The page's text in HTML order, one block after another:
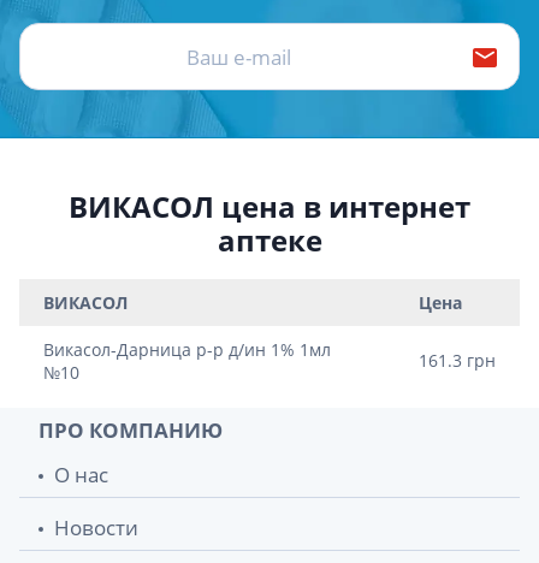
ВИКАСОЛ цена в интернет
аптеке
ВИКАСОЛ Цена
Викасол-Дарница р-р д/ин 1% 1мл
№10
161.3 грн
ПРО КОМПАНИЮ
О нас
Новости